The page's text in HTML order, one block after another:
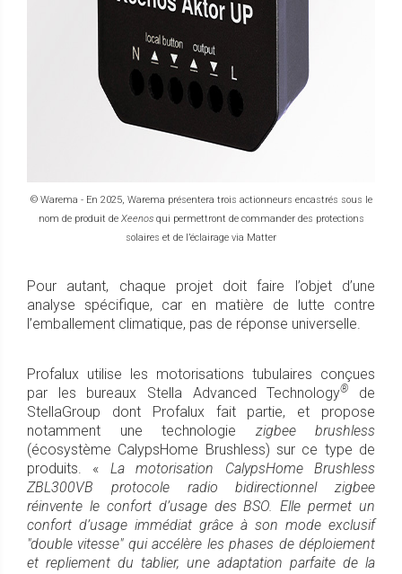
© Warema - En 2025, Warema présentera trois actionneurs encastrés sous le
nom de produit de Xeenos qui permettront de commander des protections
solaires et de l’éclairage via Matter
Pour autant, chaque projet doit faire l’objet d’une
analyse spécifique, car en matière de lutte contre
l’emballement climatique, pas de réponse universelle.
Profalux utilise les motorisations tubulaires conçues
par les bureaux Stella Advanced Technology®
de
StellaGroup dont Profalux fait partie, et propose
notamment une technologie zigbee brushless
(écosystème CalypsHome Brushless) sur ce type de
produits. « La motorisation CalypsHome Brushless
ZBL300VB protocole radio bidirectionnel zigbee
réinvente le confort d’usage des BSO. Elle permet un
confort d’usage immédiat grâce à son mode exclusif
"double vitesse" qui accélère les phases de déploiement
et repliement du tablier, une adaptation parfaite de la